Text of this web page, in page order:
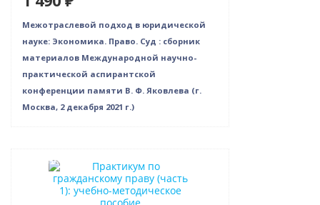
Межотраслевой подход в юридической
науке: Экономика. Право. Суд : сборник
материалов Международной научно-
практической аспирантской
конференции памяти В. Ф. Яковлева (г.
Москва, 2 декабря 2021 г.)
Новинка